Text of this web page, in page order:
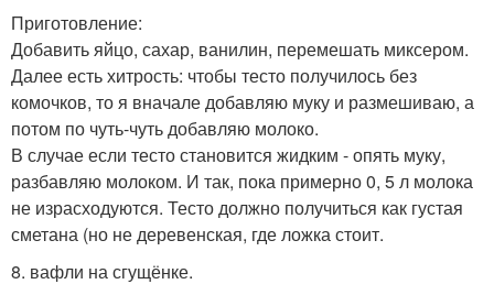
Приготовление:
Добавить яйцо, сахар, ванилин, перемешать миксером.
Далее есть хитрость: чтобы тесто получилось без
комочков, то я вначале добавляю муку и размешиваю, а
потом по чуть-чуть добавляю молоко.
В случае если тесто становится жидким - опять муку,
разбавляю молоком. И так, пока примерно 0, 5 л молока
не израсходуются. Тесто должно получиться как густая
сметана (но не деревенская, где ложка стоит.
8. вафли на сгущёнке.